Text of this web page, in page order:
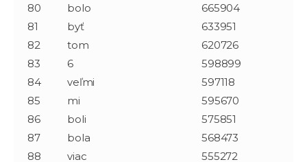
80
bolo
665904
81
byť
633951
82
tom
620726
83
6
598899
84
veľmi
597118
85
mi
595670
86
boli
575851
87
bola
568473
88
viac 555272